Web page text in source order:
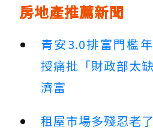
房地產推薦新聞
青安3.0排富門檻
授痛批「財政部太
濟富
租屋市場多殘忍老